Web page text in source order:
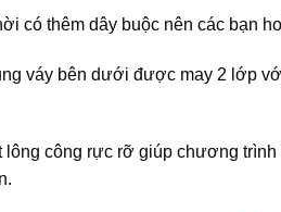
có thêm dây buộc nên các bạn
váy bên dưới được may 2 lớp
lông công rực rỡ giúp chương